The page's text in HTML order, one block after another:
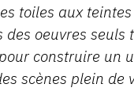
toiles aux
oeuvres seuls
construire un
scènes plein de